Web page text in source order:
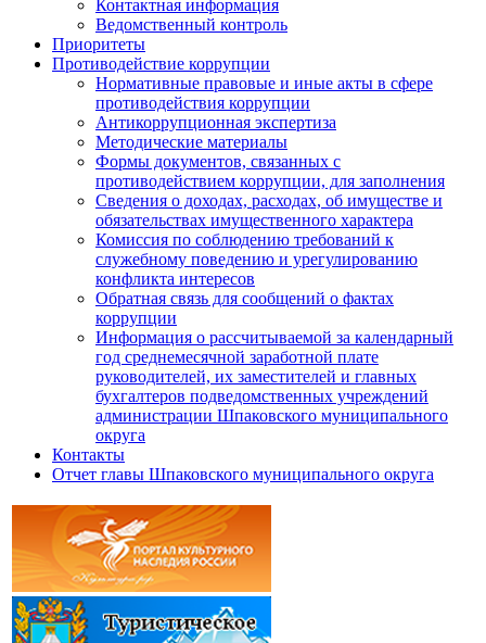
Контактная информация
Ведомственный контроль
Приоритеты
Противодействие коррупции
Нормативные правовые и иные акты в сфере
противодействия коррупции
Антикоррупционная экспертиза
Методические материалы
Формы документов, связанных с
противодействием коррупции, для заполнения
Сведения о доходах, расходах, об имуществе и
обязательствах имущественного характера
Комиссия по соблюдению требований к
служебному поведению и урегулированию
конфликта интересов
Обратная связь для сообщений о фактах
коррупции
Информация о рассчитываемой за календарный
год среднемесячной заработной плате
руководителей, их заместителей и главных
бухгалтеров подведомственных учреждений
администрации Шпаковского муниципального
округа
Контакты
Отчет главы Шпаковского муниципального округа